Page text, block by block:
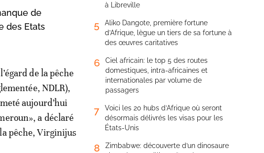
de
des Etats
de la pêche
NDLR),
aujourd’hui
a déclaré
pêche, Virginijus
à Libreville
5
Aliko Dangote, première fortune
d’Afrique, lègue un tiers de sa fortune à
des œuvres caritatives
6
Ciel africain: le top 5 des routes
domestiques, intra-africaines et
internationales par volume de
passagers
7
Voici les 20 hubs d’Afrique où seront
désormais délivrés les visas pour les
États-Unis
8
Zimbabwe: découverte d’un dinosaure